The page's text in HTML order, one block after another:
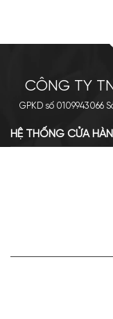
CÔNG TY
GPKD số 0109943066
HỆ THỐNG CỬA